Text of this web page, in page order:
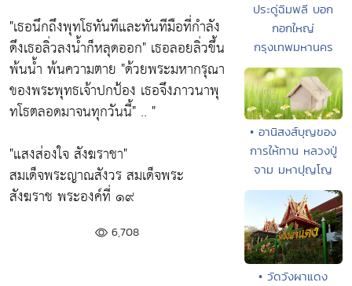
"เธอนึกถึงพุทโธทันทีและทันทีมือที่กำลัง
ดึงเธอลิ่วลงน้ำก็หลุดออก" เธอลอยลิ่วขึ้น
พ้นน้ำ พ้นความตาย "ด้วยพระมหากรุณา
ของพระพุทธเจ้าปกป้อง เธอจึงภาวนาพุ
ทโธตลอดมาจนทุกวันนี้" .. "
"แสงส่องใจ สังฆราชา"
สมเด็จพระญาณสังวร สมเด็จพระ
สังฆราช พระองค์ที่ ๑๙
6,708
ประดู่ฉิมพลี บอก
กอกใหญ่
กรุงเทพมหานคร
• อานิสงส์บุญของ
การให้ทาน หลวงปู่
จาม มหาปุญโญ
• วัดวังผาแดง